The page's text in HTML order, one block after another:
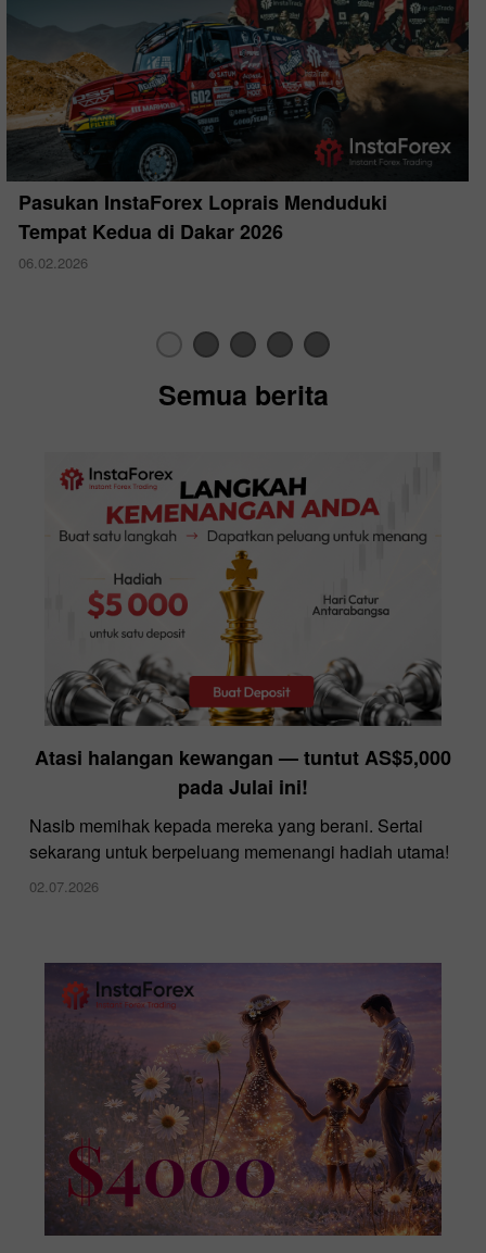
Pasukan InstaForex Loprais Menduduki
Tempat Kedua di Dakar 2026
06.02.2026
pasaran
Semua berita
Atasi halangan kewangan — tuntut AS$5,000
pada Julai ini!
Nasib memihak kepada mereka yang berani. Sertai
sekarang untuk berpeluang memenangi hadiah utama!
02.07.2026